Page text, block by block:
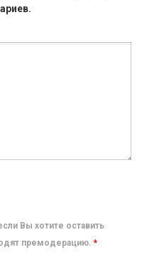
Вы хотите оставить
премодерацию. *